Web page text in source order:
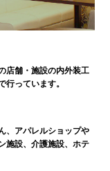
店舗・施設の内外装工
行っています。
、アパレルショップや
施設、介護施設、ホテ